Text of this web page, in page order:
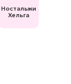
Ностальжи
Хельга